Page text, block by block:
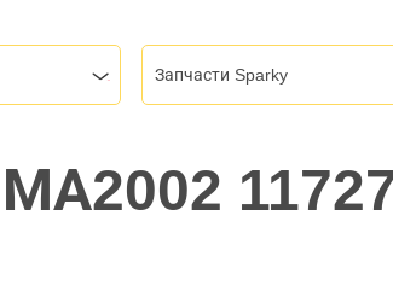
Запчасти Sparky